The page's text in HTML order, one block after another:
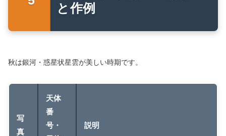
と作例
秋は銀河・惑星状星雲が美しい時期です。
写
真
天体
番
号・
説明